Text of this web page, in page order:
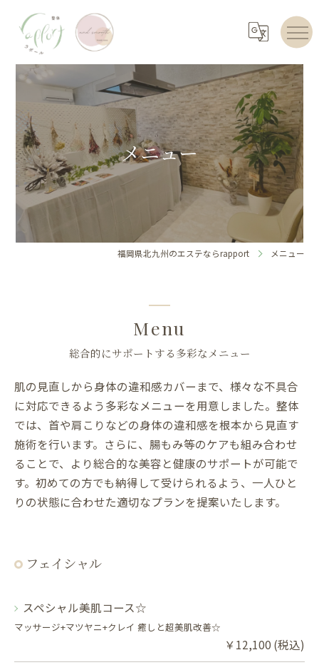
メニュー
福岡県北九州のエステならrapport メニュー
総合的にサポートする多彩なメニュー
Menu
肌の見直しから身体の違和感カバーまで、様々な不具合
に対応できるよう多彩なメニューを用意しました。整体
では、首や肩こりなどの身体の違和感を根本から見直す
施術を行います。さらに、腸もみ等のケアも組み合わせ
ることで、より総合的な美容と健康のサポートが可能で
す。初めての方でも納得して受けられるよう、一人ひと
りの状態に合わせた適切なプランを提案いたします。
フェイシャル
スペシャル美肌コース☆
マッサージ+マツヤニ+クレイ 癒しと超美肌改善☆
￥12,100 (税込)